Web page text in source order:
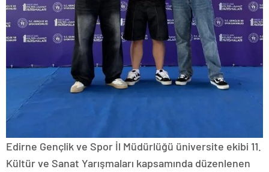
Edirne Gençlik ve Spor İl Müdürlüğü üniversite ekibi 11.
Kültür ve Sanat Yarışmaları kapsamında düzenlenen